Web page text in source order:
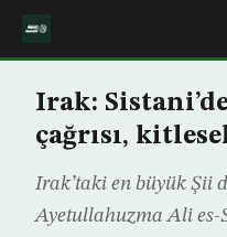
Irak:
çağrısı,
Irak’taki en büyük Şii
Ayetullahuzma Ali es-